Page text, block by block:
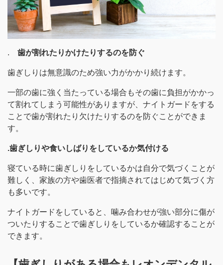
. 歯が割れたりかけたりするのを防ぐ
歯ぎしりは無意識のため強い力がかかり続けます。
一部の歯に強く当たっている場合もその歯に負担がかかっ
て割れてしまう可能性がありますが、ナイトガードをする
ことで歯が割れたり欠けたりするのを防ぐことができま
す。
.歯ぎしりや食いしばりをしているか気付ける
寝ている時に歯ぎしりをしているかは自分で気づくことが
難しく、家族の方や歯医者で指摘されてはじめて気づく方
も多いです。
ナイトガードをしていると、噛み合わせが強い部分に傷が
ついたりすることで歯ぎしりをしているか確認することが
できます。